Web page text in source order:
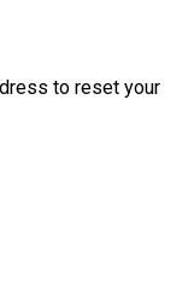
to reset your